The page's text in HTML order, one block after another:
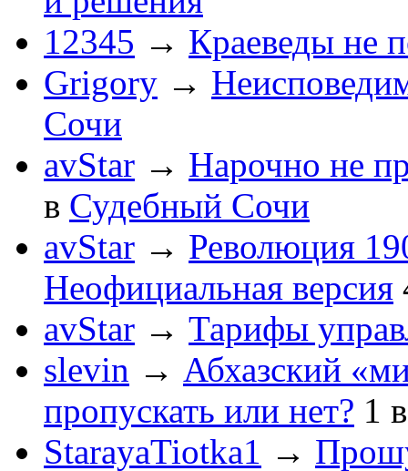
12345 → Краеведы не
Grigory →
Сочи
avStar → Нарочно не
в Судебный Сочи
avStar → Революция
Неофициальная версия
avStar → Тарифы
slevin → Абхазский
пропускать или нет? 1
StarayaTiotka1 →